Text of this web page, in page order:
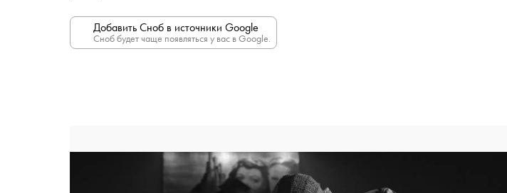
Добавить Сноб в источники Google
Сноб будет чаще появляться у вас в Google.